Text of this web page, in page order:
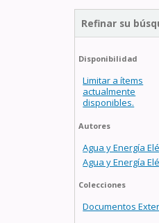
Refinar su
Disponibilidad
Limitar a ítems
actualmente
disponibles.
Autores
Agua y Energía
Agua y Energía
Colecciones
Documentos